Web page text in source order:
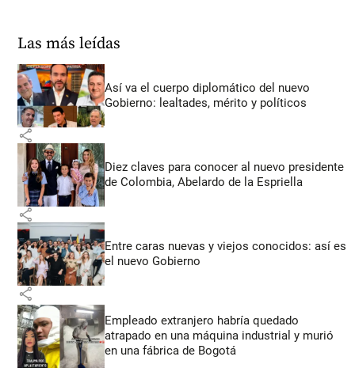
Las más leídas
Así va el cuerpo diplomático del nuevo
Gobierno: lealtades, mérito y políticos
share
Diez claves para conocer al nuevo presidente
de Colombia, Abelardo de la Espriella
share
Entre caras nuevas y viejos conocidos: así es
el nuevo Gobierno
share
Empleado extranjero habría quedado
atrapado en una máquina industrial y murió
en una fábrica de Bogotá